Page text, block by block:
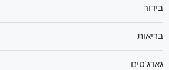
בידור
בריאות
גאדג'טים